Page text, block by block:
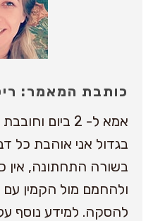
כותבת המאמר:
אמא ל- 2 ביום
בגדול אני אוהבת כל
בשורה התחתונה, אין
ולהחמם מול הקמין עם
להסקה. למידע נוסף